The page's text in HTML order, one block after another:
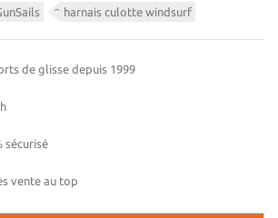
harnais culotte windsurf
de glisse depuis 1999
sécurisé
vente au top